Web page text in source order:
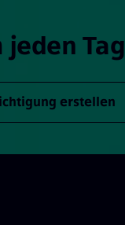
jeden Tag
erstellen